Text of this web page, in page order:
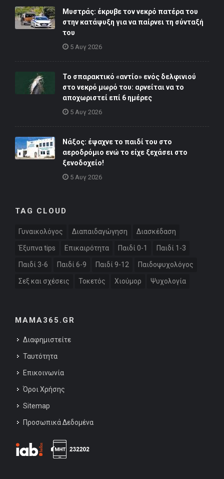
Μυστράς: έκρυβε τον νεκρό πατέρα του
στην κατάψυξη για να παίρνει τη σύνταξή
του
5 Αυγ 2026
Το σπαρακτικό «αντίο» ενός δελφινιού
στο νεκρό μωρό του: αρνείται να το
αποχωριστεί επί 6 ημέρες
5 Αυγ 2026
Νάξος: έψαχνε το παιδί του στο
αεροδρόμιο ενώ το είχε ξεχάσει στο
ξενοδοχείο!
5 Αυγ 2026
TAG CLOUD
Γυναικολόγος Διαπαιδαγώγηση Διασκέδαση
Έξυπνα tips Επικαιρότητα Παιδί 0-1 Παιδί 1-3
Παιδί 3-6 Παιδί 6-9 Παιδί 9-12 Παιδοψυχολόγος
Σεξ και σχέσεις Τοκετός Χιούμορ Ψυχολογία
MAMA365.GR
Διαφημιστείτε
Ταυτότητα
Επικοινωνία
Όροι Χρήσης
Sitemap
Προσωπικά Δεδομένα